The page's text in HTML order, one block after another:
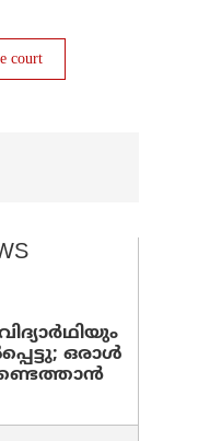
court
ഒരാൾ